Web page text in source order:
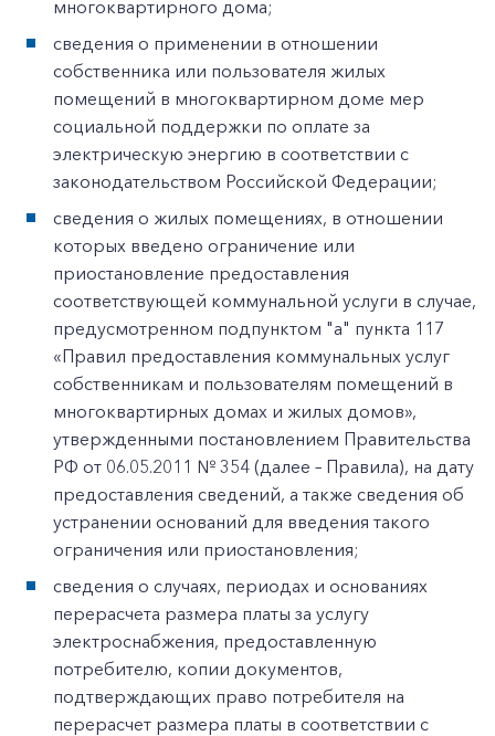
многоквартирного дома;
сведения о применении в отношении
собственника или пользователя жилых
помещений в многоквартирном доме мер
социальной поддержки по оплате за
электрическую энергию в соответствии с
законодательством Российской Федерации;
сведения о жилых помещениях, в отношении
которых введено ограничение или
приостановление предоставления
соответствующей коммунальной услуги в случае,
предусмотренном подпунктом "а" пункта 117
«Правил предоставления коммунальных услуг
собственникам и пользователям помещений в
многоквартирных домах и жилых домов»,
утвержденными постановлением Правительства
РФ от 06.05.2011 № 354 (далее – Правила), на дату
предоставления сведений, а также сведения об
устранении оснований для введения такого
ограничения или приостановления;
сведения о случаях, периодах и основаниях
перерасчета размера платы за услугу
электроснабжения, предоставленную
потребителю, копии документов,
подтверждающих право потребителя на
перерасчет размера платы в соответствии с